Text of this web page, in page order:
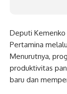
Deputi
Pertamina
Menurutnya,
produktivitas
baru dan